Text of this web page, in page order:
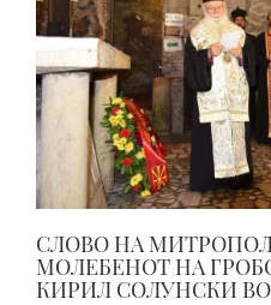
СЛОВО НА
МОЛЕБЕНОТ НА
КИРИЛ СОЛУНСКИ